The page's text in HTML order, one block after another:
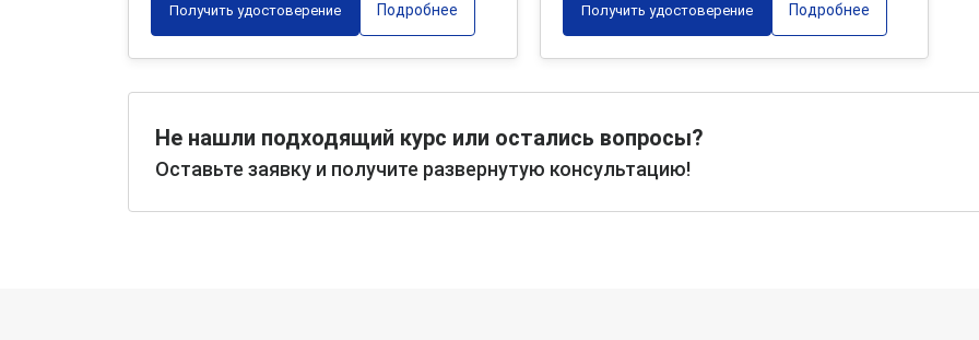
Получить удостоверение Подробнее Получить удостоверение Подробнее
Не нашли подходящий курс или остались вопросы?
Оставьте заявку и получите развернутую консультацию!